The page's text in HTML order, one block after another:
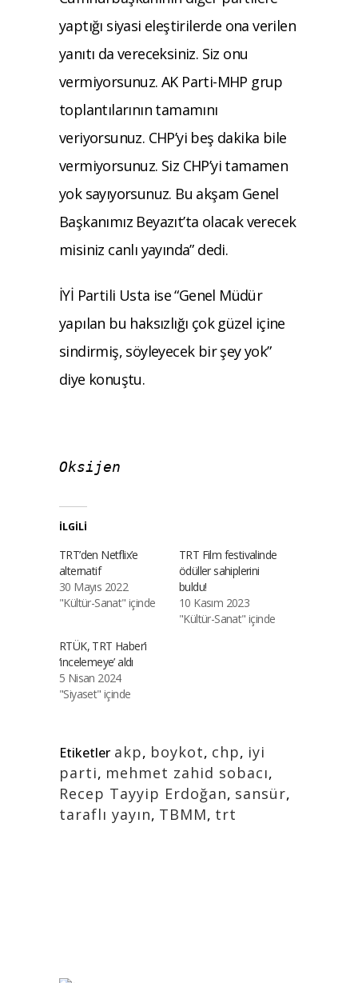
yaptığı siyasi eleştirilerde ona verilen
yanıtı da vereceksiniz. Siz onu
vermiyorsunuz. AK Parti-MHP grup
toplantılarının tamamını
veriyorsunuz. CHP’yi beş dakika bile
vermiyorsunuz. Siz CHP’yi tamamen
yok sayıyorsunuz. Bu akşam Genel
Başkanımız Beyazıt’ta olacak verecek
misiniz canlı yayında” dedi.
İYİ Partili Usta ise “Genel Müdür
yapılan bu haksızlığı çok güzel içine
sindirmiş, söyleyecek bir şey yok”
diye konuştu.
Oksijen
İLGILI
TRT’den Netflix’e
alternatif
30 Mayıs 2022
"Kültür-Sanat" içinde
TRT Film festivalinde
ödüller sahiplerini
buldu!
10 Kasım 2023
"Kültür-Sanat" içinde
RTÜK, TRT Haber’i
‘incelemeye’ aldı
5 Nisan 2024
"Siyaset" içinde
Etiketler akp, boykot, chp, iyi
parti, mehmet zahid sobacı,
Recep Tayyip Erdoğan, sansür,
taraflı yayın, TBMM, trt